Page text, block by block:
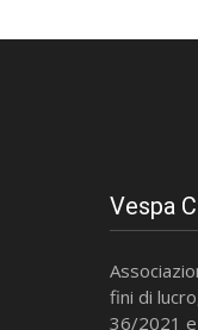
Vespa
fini di
36/2021 e